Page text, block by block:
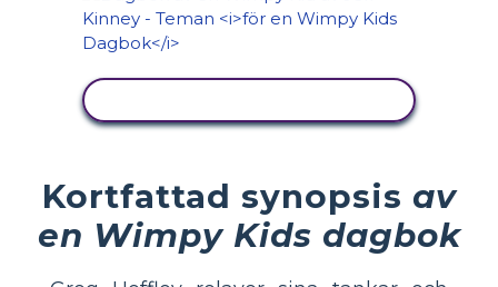
Kortfattad synopsis av
en Wimpy Kids dagbok